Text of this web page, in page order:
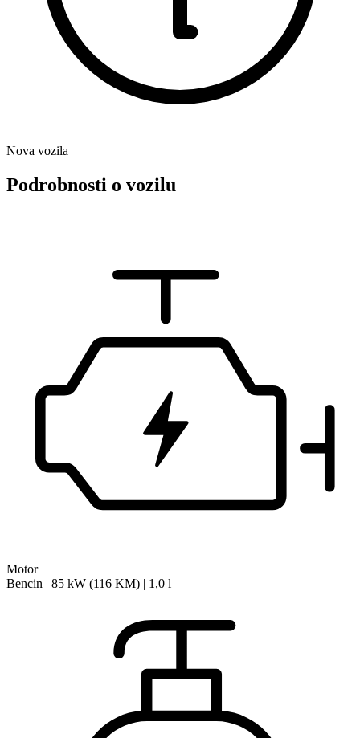
Nova vozila
Podrobnosti o vozilu
Motor
Bencin | 85 kW (116 KM) | 1,0 l